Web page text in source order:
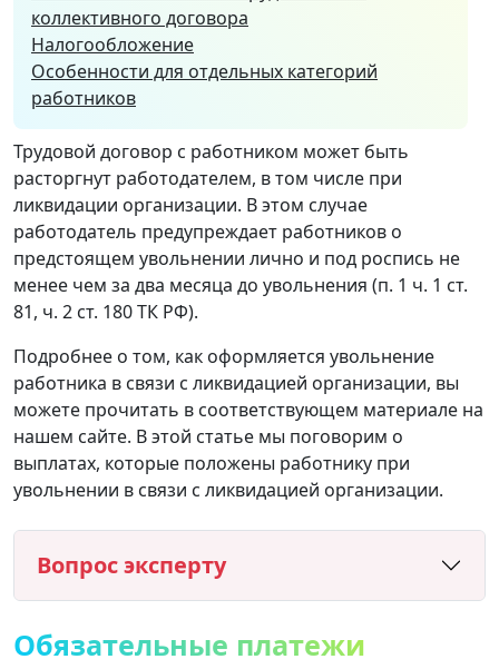
коллективного договора
Налогообложение
Особенности для отдельных категорий
работников
Трудовой договор с работником может быть
расторгнут работодателем, в том числе при
ликвидации организации. В этом случае
работодатель предупреждает работников о
предстоящем увольнении лично и под роспись не
менее чем за два месяца до увольнения (п. 1 ч. 1 ст.
81, ч. 2 ст. 180 ТК РФ).
Подробнее о том, как оформляется увольнение
работника в связи с ликвидацией организации, вы
можете прочитать в соответствующем материале на
нашем сайте. В этой статье мы поговорим о
выплатах, которые положены работнику при
увольнении в связи с ликвидацией организации.
Вопрос эксперту
Обязательные платежи